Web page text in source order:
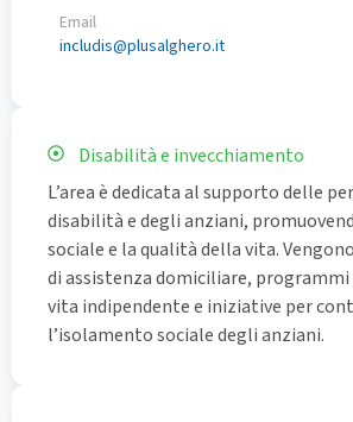
Email
includis@plusalghero.it
Disabilità e invecchiamento
L’area è dedicata al supporto delle
disabilità e degli anziani,
sociale e la qualità della vita.
di assistenza domiciliare,
vita indipendente e iniziative per
l’isolamento sociale degli anziani.